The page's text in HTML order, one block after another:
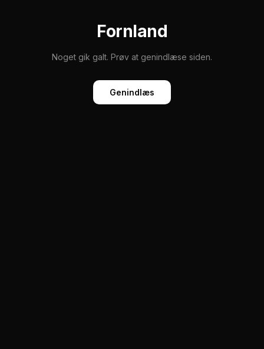
Fornland
Noget gik galt. Prøv at genindlæse siden.
Genindlæs